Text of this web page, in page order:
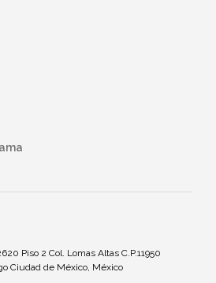
Piso 2 Col. Lomas Altas C.P.11950
Ciudad de México, México